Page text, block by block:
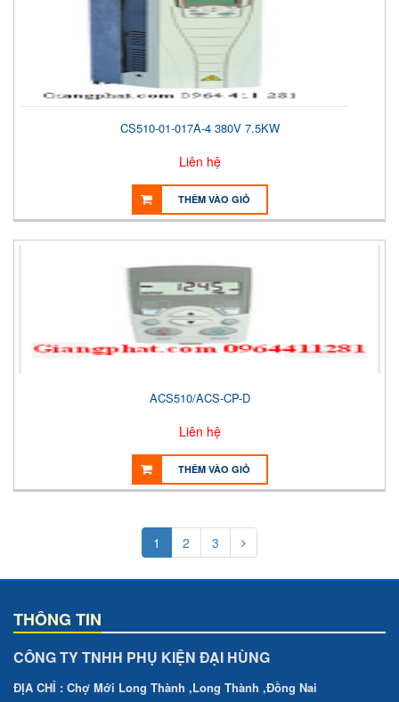
CS510-01-017A-4 380V 7.5KW
Liên hệ
THÊM VÀO GIỎ
ACS510/ACS-CP-D
Liên hệ
THÊM VÀO GIỎ
1 2 3
THÔNG TIN
CÔNG TY TNHH PHỤ KIỆN ĐẠI HÙNG
ĐỊA CHỈ : Chợ Mới Long Thành ,Long Thành ,Đồng Nai